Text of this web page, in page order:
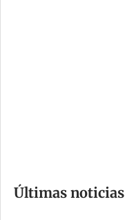
m
Últimas noticias